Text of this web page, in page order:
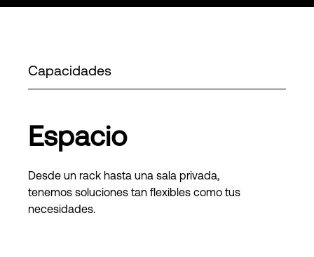
Capacidades
Espacio
Desde un rack hasta una sala privada,
tenemos soluciones tan flexibles como tus
necesidades.